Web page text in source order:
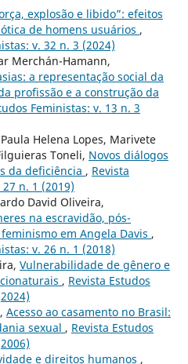
explosão e libido”: efeitos
de homens usuários ,
v. 32 n. 3 (2024)
Merchán-Hamann,
a representação social da
profissão e a construção da
Feministas: v. 13 n. 3
Helena Lopes, Marivete
Toneli, Novos diálogos
da deficiência , Revista
n. 1 (2019)
David Oliveira,
na escravidão, pós-
em Angela Davis ,
v. 26 n. 1 (2018)
Vulnerabilidade de gênero e
, Revista Estudos
Acesso ao casamento no Brasil:
sexual , Revista Estudos
e direitos humanos ,